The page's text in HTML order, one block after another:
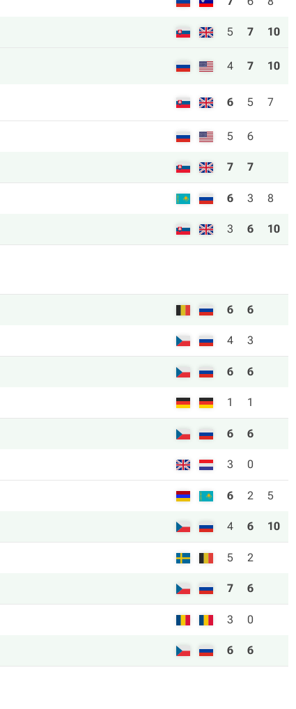
5 7 10
4 7 10
6 5 7
5 6
7 7
6 3 8
3 6 10
6 6
4 3
6 6
1 1
6 6
3 0
6 2 5
4 6 10
5 2
7 6
3 0
6 6